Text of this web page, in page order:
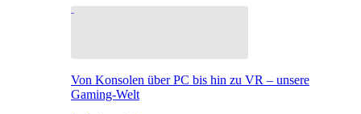
Von Konsolen über PC bis hin zu VR – unsere
Gaming-Welt